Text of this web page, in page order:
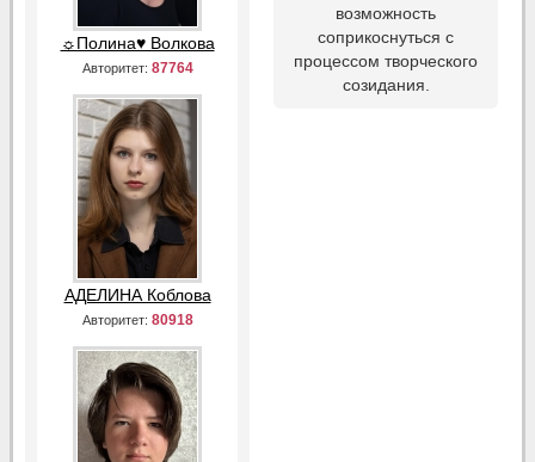
☼Полина♥ Волкова
Авторитет: 87764
АДЕЛИНА Коблова
Авторитет: 80918
возможность
соприкоснуться с
процессом творческого
созидания.